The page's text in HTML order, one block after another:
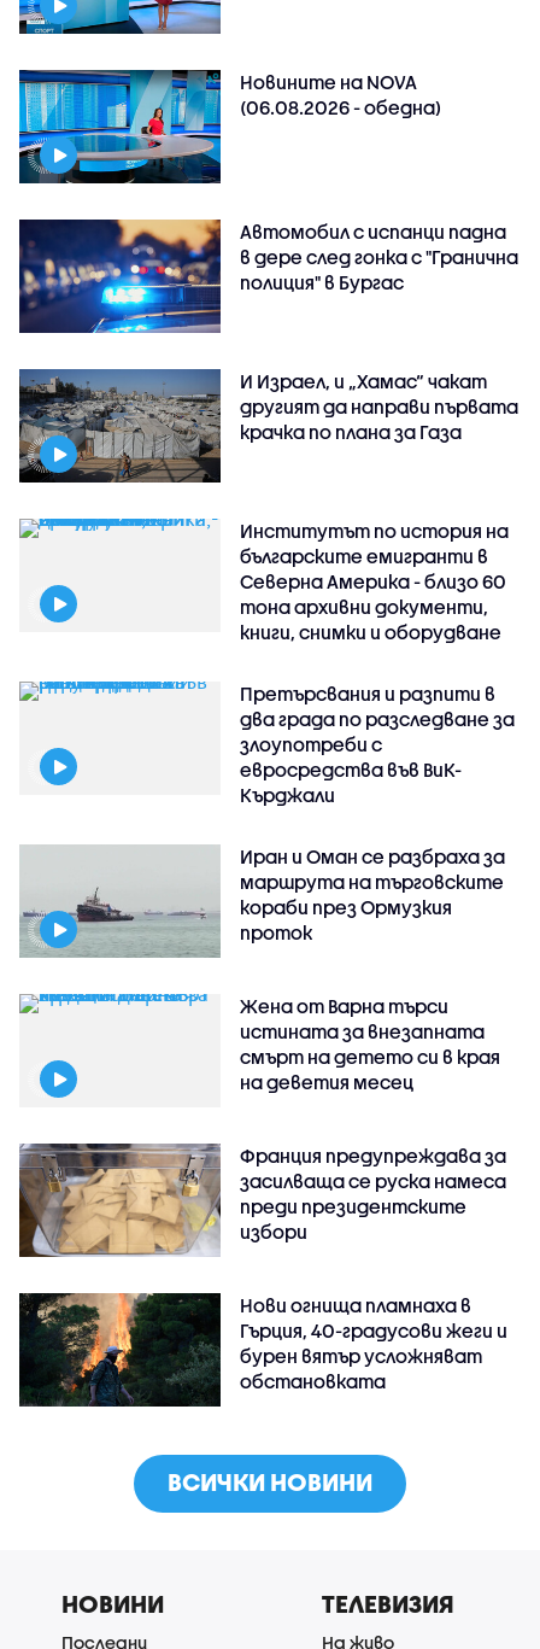
Новините на NOVA
(06.08.2026 - обедна)
Автомобил с испанци падна
в дере след гонка с "Гранична
полиция" в Бургас
И Израел, и „Хамас“ чакат
другият да направи първата
крачка по плана за Газа
Институтът по история на
българските емигранти в
Северна Америка - близо 60
тона архивни документи,
книги, снимки и оборудване
Претърсвания и разпити в
два града по разследване за
злоупотреби с
евросредства във ВиК-
Кърджали
Иран и Оман се разбраха за
маршрута на търговските
кораби през Ормузкия
проток
Жена от Варна търси
истината за внезапната
смърт на детето си в края
на деветия месец
Франция предупреждава за
засилваща се руска намеса
преди президентските
избори
Нови огнища пламнаха в
Гърция, 40-градусови жеги и
бурен вятър усложняват
обстановката
ВСИЧКИ НОВИНИ
НОВИНИ
Последни
ТЕЛЕВИЗИЯ
На живо